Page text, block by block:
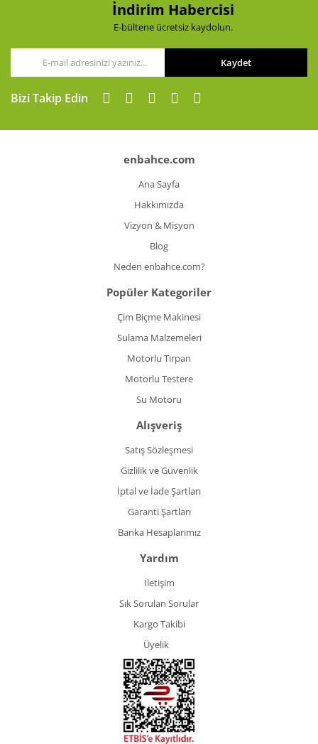
Gönder
İndirim Habercisi
E-bültene ücretsiz kaydolun.
Kaydet
Bizi Takip Edin
enbahce.com
Ana Sayfa
Hakkımızda
Vizyon & Misyon
Blog
Neden enbahce.com?
Popüler Kategoriler
Çim Biçme Makinesi
Sulama Malzemeleri
Motorlu Tırpan
Motorlu Testere
Su Motoru
Alışveriş
Satış Sözleşmesi
Gizlilik ve Güvenlik
İptal ve İade Şartları
Garanti Şartları
Banka Hesaplarımız
Yardım
İletişim
Sık Sorulan Sorular
Kargo Takibi
Üyelik